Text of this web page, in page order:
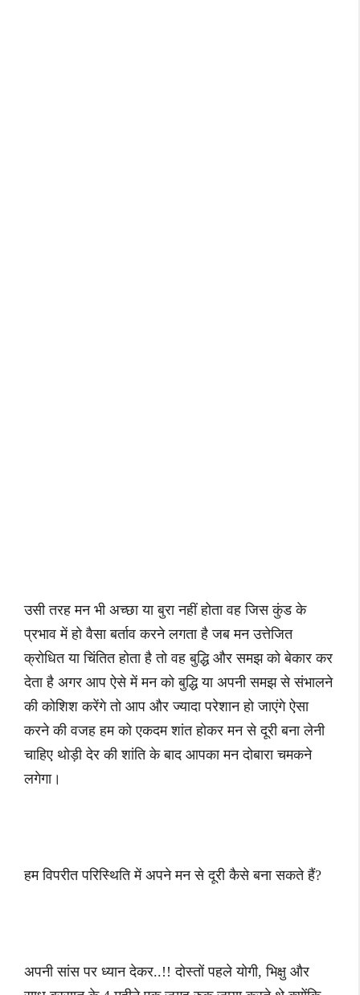
उसी तरह मन भी अच्छा या बुरा नहीं होता वह जिस कुंड के
प्रभाव में हो वैसा बर्ताव करने लगता है जब मन उत्तेजित
क्रोधित या चिंतित होता है तो वह बुद्धि और समझ को बेकार कर
देता है अगर आप ऐसे में मन को बुद्धि या अपनी समझ से संभालने
की कोशिश करेंगे तो आप और ज्यादा परेशान हो जाएंगे ऐसा
करने की वजह हम को एकदम शांत होकर मन से दूरी बना लेनी
चाहिए थोड़ी देर की शांति के बाद आपका मन दोबारा चमकने
लगेगा।
हम विपरीत परिस्थिति में अपने मन से दूरी कैसे बना सकते हैं?
अपनी सांस पर ध्यान देकर..!! दोस्तों पहले योगी, भिक्षु और